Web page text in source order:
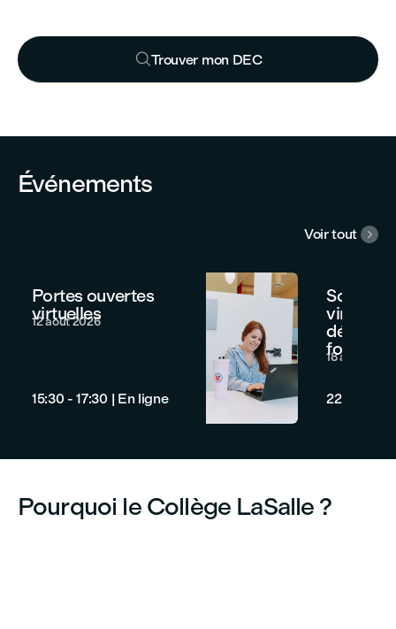
Trouver mon DEC
Événements
Voir tout 
Portes ouvertes
virtuelles
12 août 2026
15:30 - 17:30 | En ligne
Soirée
virtuels
18 août 2026
22:00 -
Pourquoi le Collège LaSalle ?